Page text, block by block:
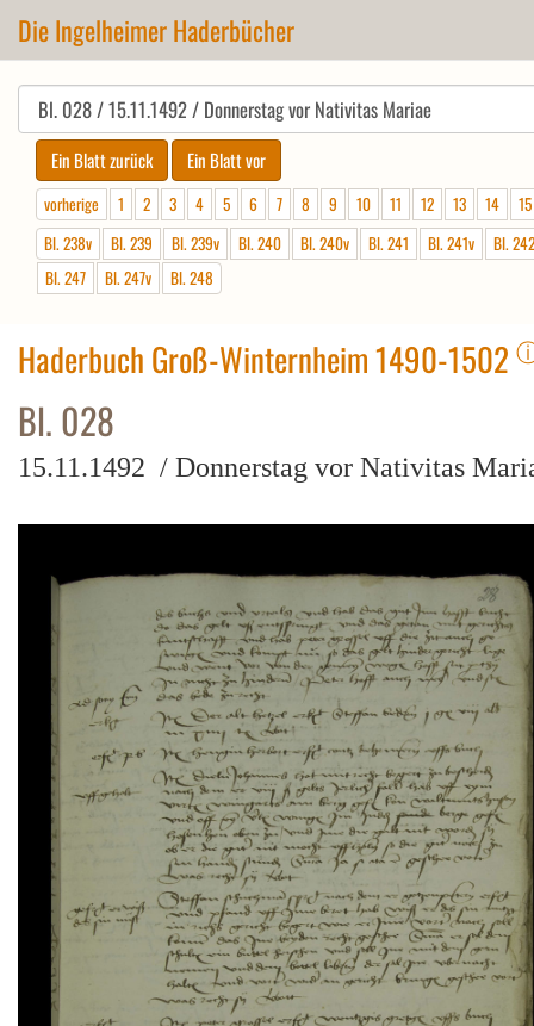
Die Ingelheimer Haderbücher
vorherige 1 2 3 4 5 6 7 8 9 10 11 12 13 14
15
Bl. 238v
Bl. 239 Bl. 239v Bl. 240 Bl. 240v Bl. 241 Bl. 241v
Bl. 242
Bl. 247
Bl. 247v Bl. 248
Haderbuch Groß-Winternheim 1490-1502
Bl. 028
15.11.1492 / Donnerstag vor Nativitas